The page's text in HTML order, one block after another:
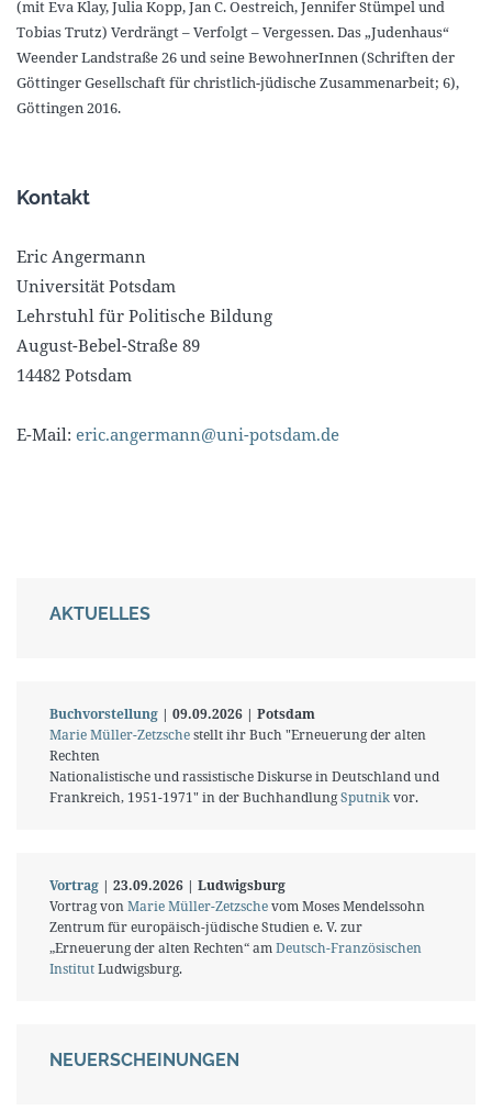
(mit Eva Klay, Julia Kopp, Jan C. Oestreich, Jennifer Stümpel und
Tobias Trutz) Verdrängt – Verfolgt – Vergessen. Das „Judenhaus“
Weender Landstraße 26 und seine BewohnerInnen (Schriften der
Göttinger Gesellschaft für christlich-jüdische Zusammenarbeit; 6),
Göttingen 2016.
Kontakt
Eric Angermann
Universität Potsdam
Lehrstuhl für Politische Bildung
August-Bebel-Straße 89
14482 Potsdam
E-Mail: eric.angermann@uni-potsdam.de
AKTUELLES
Buchvorstellung | 09.09.2026 | Potsdam
Marie Müller-Zetzschestellt ihr Buch "Erneuerung der alten
Rechten
Nationalistische und rassistische Diskurse in Deutschland und
Frankreich, 1951-1971" in der BuchhandlungSputnikvor.
Vortrag | 23.09.2026 | Ludwigsburg
Vortrag vonMarie Müller-Zetzschevom Moses Mendelssohn
Zentrum für europäisch-jüdische Studien e. V. zur
„Erneuerung der alten Rechten“ amDeutsch-Französischen
InstitutLudwigsburg.
NEUERSCHEINUNGEN